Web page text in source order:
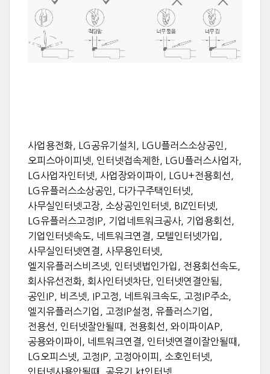
사업용전화, LG공유기설치, LGU플러스소상공인,
오피스아이피넷, 인터넷접속제한, LGU플러스사업자,
LG사업자인터넷, 사업장와이파이, LGU+전용회선,
LG유플러스소상공인, 다가구주택인터넷,
사무실인터넷고장, 소상공인인터넷, BIZ인터넷,
LG유플러스고정IP, 기업네트워크공사, 기업용회선,
기업인터넷속도, 네트워크연결, 모텔인터넷가입,
사무실인터넷연결, 사무용인터넷,
엘지유플러스비즈넷, 인터넷법인가입, 전용회선속도,
회사유선전화, 회사인터넷차단, 인터넷연결안됨,
공인IP, 비즈넷, IP고정, 네트워크속도, 고정IP주소,
엘지유플러스기업, 고정IP설정, 유플러스기업,
전용선, 인터넷잘안될때, 전용회선, 와이파이AP,
공용와이파이, 네트워크연결, 인터넷연결이잘안될때,
LG오피스넷, 고정IP, 고정아이피, 소호인터넷,
인터넷사용안될때, 공유기,kt인터넷